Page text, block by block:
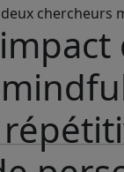
chercheurs